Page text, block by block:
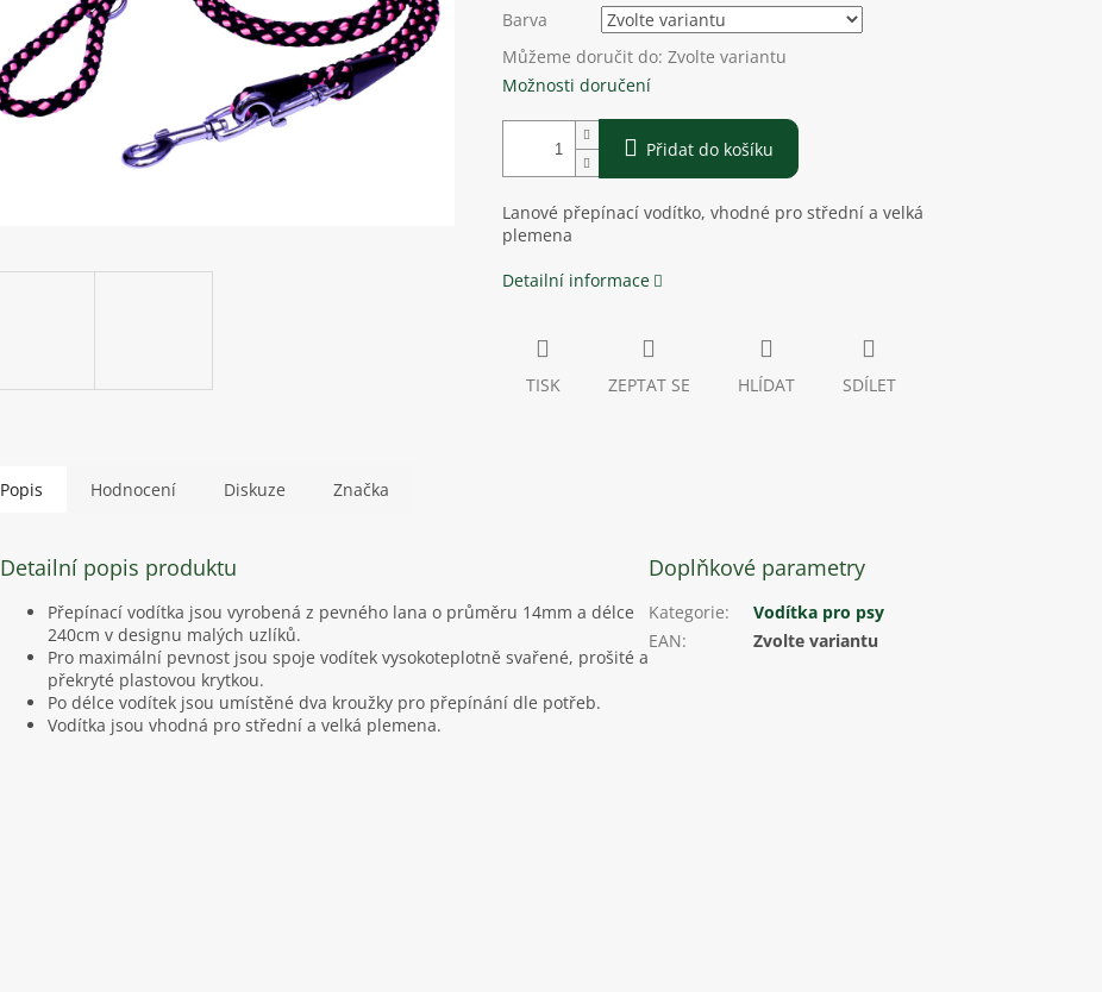
Barva
Můžeme doručit do: Zvolte variantu
Možnosti doručení
Přidat do košíku
Lanové přepínací vodítko, vhodné pro střední a velká
plemena
Detailní informace
TISK ZEPTAT SE HLÍDAT SDÍLET
Popis Hodnocení Diskuze Značka
Detailní popis produktu
Přepínací vodítka jsou vyrobená z pevného lana o průměru 14mm a délce
240cm v designu malých uzlíků.
Pro maximální pevnost jsou spoje vodítek vysokoteplotně svařené, prošité a
překryté plastovou krytkou.
Po délce vodítek jsou umístěné dva kroužky pro přepínání dle potřeb.
Vodítka jsou vhodná pro střední a velká plemena.
Doplňkové parametry
Kategorie:
Vodítka pro psy
EAN: Zvolte variantu